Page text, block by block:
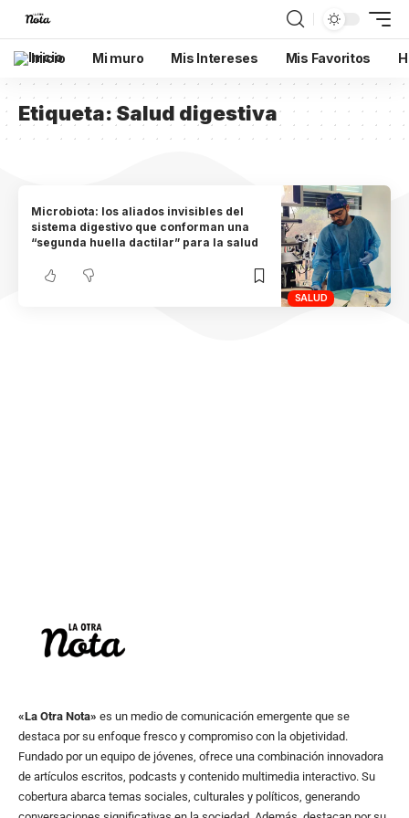
Inicio Mi muro Mis Intereses Mis Favoritos
Etiqueta:Salud digestiva
SALUD
Microbiota: los aliados invisibles del
sistema digestivo que conforman una
“segunda huella dactilar” para la salud
«La Otra Nota» es un medio de comunicación emergente que se
destaca por su enfoque fresco y compromiso con la objetividad.
Fundado por un equipo de jóvenes, ofrece una combinación innovadora
de artículos escritos, podcasts y contenido multimedia interactivo. Su
cobertura abarca temas sociales, culturales y políticos, generando